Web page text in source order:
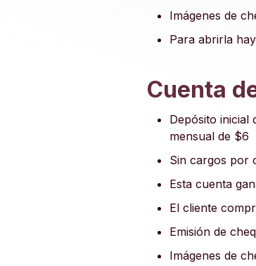
Imágenes de
Para abrirla
Cuenta
Depósito inicial
mensual de $6
Sin cargos por
Esta cuenta
El cliente
Emisión de
Imágenes de